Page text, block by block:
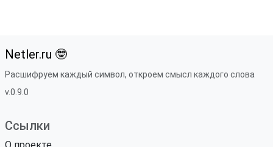
Netler.ru 🤓
Расшифруем каждый символ, откроем смысл каждого слова
v.0.9.0
Ссылки